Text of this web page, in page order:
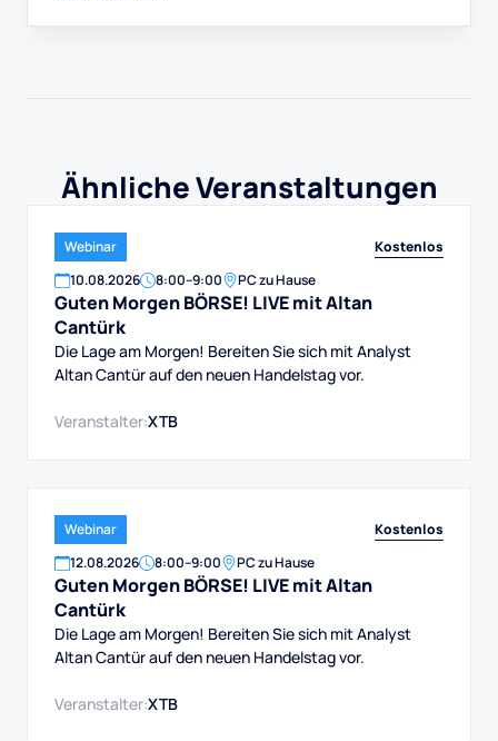
Ähnliche Veranstaltungen
Webinar
Kostenlos
10.08.2026 8:00–9:00 PC zu Hause
Guten Morgen BÖRSE! LIVE mit Altan
Cantürk
Die Lage am Morgen! Bereiten Sie sich mit Analyst
Altan Cantür auf den neuen Handelstag vor.
Veranstalter:XTB
Webinar
Kostenlos
12.08.2026 8:00–9:00 PC zu Hause
Guten Morgen BÖRSE! LIVE mit Altan
Cantürk
Die Lage am Morgen! Bereiten Sie sich mit Analyst
Altan Cantür auf den neuen Handelstag vor.
Veranstalter:XTB